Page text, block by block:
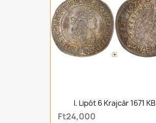
I. Lipót 6 Krajcár 1671 KB
Ft24,000